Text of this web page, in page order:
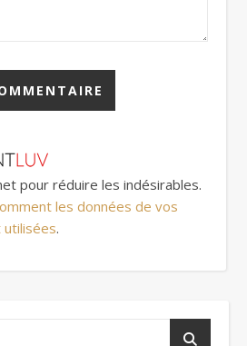
pour réduire les indésirables.
les données de vos
.